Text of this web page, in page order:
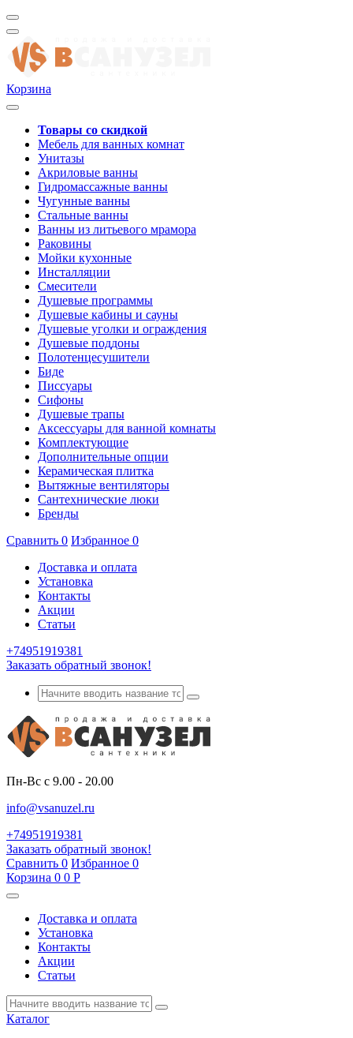
Корзина
Товары со скидкой
Мебель для ванных комнат
Унитазы
Акриловые ванны
Гидромассажные ванны
Чугунные ванны
Стальные ванны
Ванны из литьевого мрамора
Раковины
Мойки кухонные
Инсталляции
Смесители
Душевые программы
Душевые кабины и сауны
Душевые уголки и ограждения
Душевые поддоны
Полотенцесушители
Биде
Писсуары
Сифоны
Душевые трапы
Аксессуары для ванной комнаты
Комплектующие
Дополнительные опции
Керамическая плитка
Вытяжные вентиляторы
Сантехнические люки
Бренды
Сравнить 0 Избранное 0
Доставка и оплата
Установка
Контакты
Акции
Статьи
+74951919381
Заказать обратный звонок!
Пн-Вс с 9.00 - 20.00
info@vsanuzel.ru
+74951919381
Заказать обратный звонок!
Сравнить 0 Избранное 0
Корзина 0 0 Р
Доставка и оплата
Установка
Контакты
Акции
Статьи
Каталог